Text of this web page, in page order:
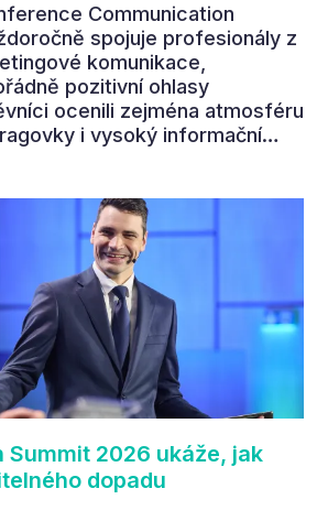
Communication
spojuje profesionály z
komunikace,
pozitivní ohlasy
ocenili zejména atmosféru
i vysoký informační
ročníku. „Příjemná konference,
hezké prostory, Daniel Stach
moderátor!!!“ Tak shrnul
jeden z 330 účastníků ve
Ta potvrdila, co bylo slyšet i
v Pragovce – že ročník s
k dopadu“ se skutečně
Summit 2026 ukáže, jak
dopadu